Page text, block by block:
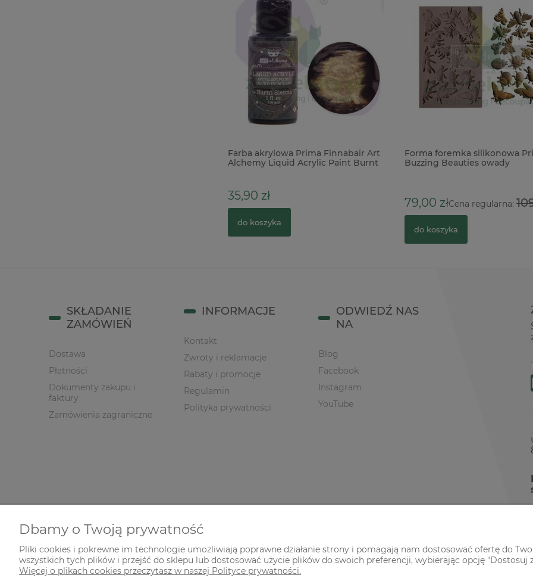
Farba akrylowa Prima Finnabair Art
Alchemy Liquid Acrylic Paint Burnt
35,90 zł
do koszyka
Forma foremka silikonowa
Buzzing Beauties owady
79,00 złCena regularna:
do koszyka
SKŁADANIE
ZAMÓWIEŃ
Dostawa
Płatności
Dokumenty zakupu i
faktury
Zamówienia zagraniczne
INFORMACJE
Kontakt
Zwroty i reklamacje
Rabaty i promocje
Regulamin
Polityka prywatności
ODWIEDŹ NAS
NA
Blog
Facebook
Instagram
YouTube
© 2026 zielonekoty.pl. Wszelkie prawa zastrzeżone.
Dbamy o Twoją prywatność
Pliki cookies i pokrewne im technologie umożliwiają poprawne działanie strony i pomagają nam dostosować ofertę do
wszystkich tych plików i przejść do sklepu lub dostosować użycie plików do swoich preferencji, wybierając opcję "Dostosuj
Więcej o plikach cookies przeczytasz w naszej Polityce prywatności.